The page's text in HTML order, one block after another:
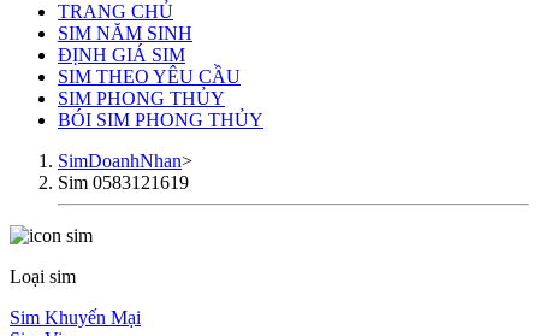
TRANG CHỦ
SIM NĂM SINH
ĐỊNH GIÁ SIM
SIM THEO YÊU CẦU
SIM PHONG THỦY
BÓI SIM PHONG THỦY
SimDoanhNhan>
Sim 0583121619
Loại sim
Sim Khuyến Mại